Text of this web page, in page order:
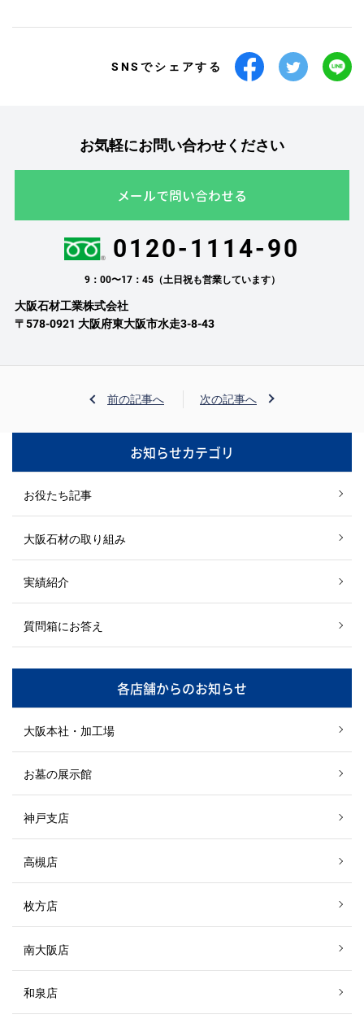
SNSでシェアする
お気軽にお問い合わせください
メールで問い合わせる
0120-1114-90
9：00〜17：45（土日祝も営業しています）
大阪石材工業株式会社
〒578-0921 大阪府東大阪市水走3-8-43
前の記事へ 次の記事へ
お知らせカテゴリ
お役たち記事
大阪石材の取り組み
実績紹介
質問箱にお答え
各店舗からのお知らせ
大阪本社・加工場
お墓の展示館
神戸支店
高槻店
枚方店
南大阪店
和泉店